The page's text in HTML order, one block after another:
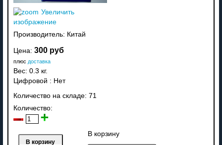
Увеличить
изображение
Производитель: Китай
Цена: 300 руб
плюс доставка
Вес: 0.3 кг.
Цифровой : Нет
Количество на складе: 71
Количество:
В корзину